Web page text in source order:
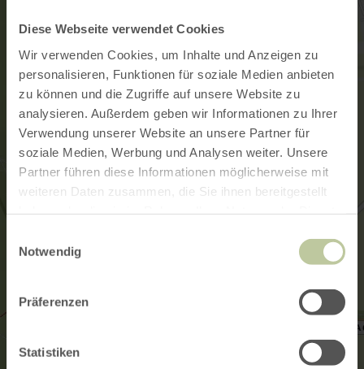
Diese Webseite verwendet Cookies
Wir verwenden Cookies, um Inhalte und Anzeigen zu
personalisieren, Funktionen für soziale Medien anbieten
zu können und die Zugriffe auf unsere Website zu
analysieren. Außerdem geben wir Informationen zu Ihrer
Verwendung unserer Website an unsere Partner für
soziale Medien, Werbung und Analysen weiter. Unsere
Partner führen diese Informationen möglicherweise mit
weiteren Daten zusammen, die Sie ihnen bereitgestellt
Notwendig
Präferenzen
Statistiken